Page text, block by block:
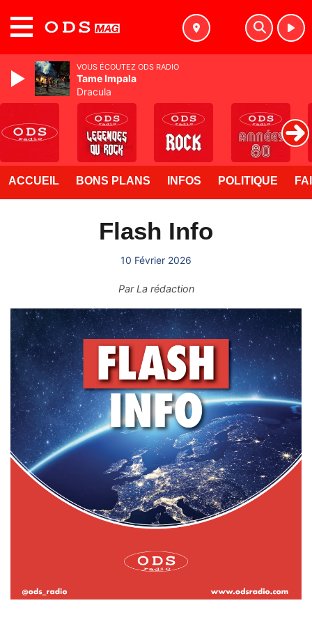
ACCUEIL BONS PLANS INFOS POLITIQUE
Flash Info
10 Février 2026
ParLa rédaction
VOUS ÉCOUTEZ ODS RADIO
Tame Impala
Dracula